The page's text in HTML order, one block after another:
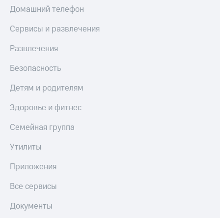
Оплата
коду
Смартфоны
Наушники
колонки
Умные
часы
Умный
Домашний телефон
Сервисы и развлечения
Развлечения
Безопасность
Детям и родителям
Здоровье и фитнес
Семейная группа
Утилиты
Приложения
Все сервисы
Документы